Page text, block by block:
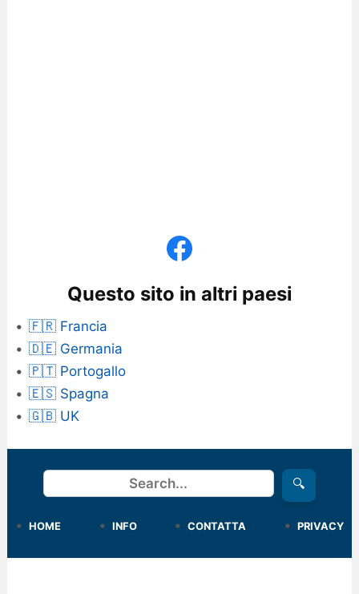
Questo sito in altri paesi
🇫🇷 Francia
🇩🇪 Germania
🇵🇹 Portogallo
🇪🇸 Spagna
🇬🇧 UK
Cerca 🔍
HOME INFO CONTATTA PRIVACY